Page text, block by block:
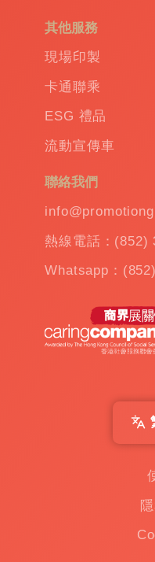
其他服務
現場印製
卡通聯乘
ESG 禮品
流動宣傳車
聯絡我們
熱線電話：(852)
Whatsapp：